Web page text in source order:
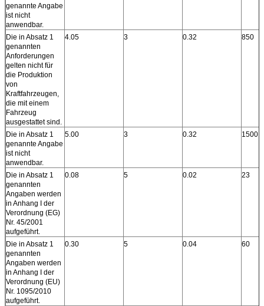
genannte Angabe
ist nicht
anwendbar.
Die in Absatz 1
genannten
Anforderungen
gelten nicht für
die Produktion
von
Kraftfahrzeugen,
die mit einem
Fahrzeug
ausgestattet sind.
4.05 3 0.32 850
Die in Absatz 1
genannte Angabe
ist nicht
anwendbar.
5.00 3 0.32 1500
Die in Absatz 1
genannten
Angaben werden
in Anhang I der
Verordnung (EG)
Nr. 45/2001
aufgeführt.
0.08 5 0.02 23
Die in Absatz 1
genannten
Angaben werden
in Anhang I der
Verordnung (EU)
Nr. 1095/2010
aufgeführt.
0.30 5 0.04 60